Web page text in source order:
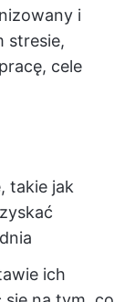
i
stresie,
cele
takie jak
ich